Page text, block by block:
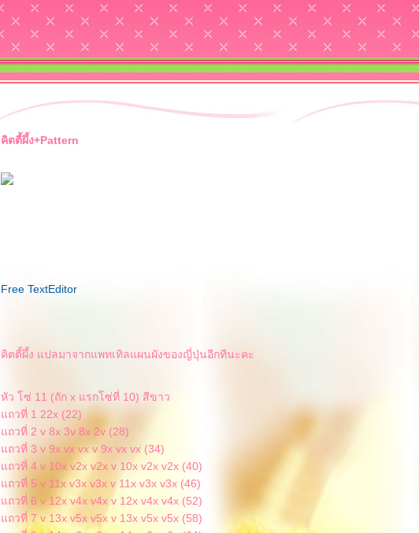
คิตตี้ผึ้ง+Pattern
Free TextEditor
คิตตี้ผึ้ง แปลมาจากแพทเทิลแผนผังของญี่ปุ่นอีกทีนะคะ
หัว โซ่ 11 (ถัก x แรกโซ่ที่ 10) สีขาว
ถวที่ 1 22x (22)
ถวที่ 2 v 8x 3v 8x 2v (28)
ถวที่ 3 v 9x vx vx v 9x vx vx (34)
ถวที่ 4 v 10x v2x v2x v 10x v2x v2x (40)
ถวที่ 5 v 11x v3x v3x v 11x v3x v3x (46)
ถวที่ 6 v 12x v4x v4x v 12x v4x v4x (52)
ถวที่ 7 v 13x v5x v5x v 13x v5x v5x (58)